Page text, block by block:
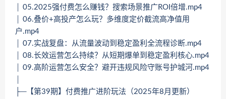
│ 05.2025强付费怎么赚钱？搜索场景推广ROI倍增.mp4
│ 06.叠价+高投产怎么玩？多维度定价截流高净值用
户.mp4
│ 07.实战复盘：从流量波动到稳定盈利全流程诊断.mp4
│ 08.长效运营怎么持续？从短期爆单到稳定盈利核心.mp4
│ 09.高阶运营怎么安全？避开违规风险守账号护城河.mp4
├─【第39期】付费推广进阶玩法（2025年8月更新）